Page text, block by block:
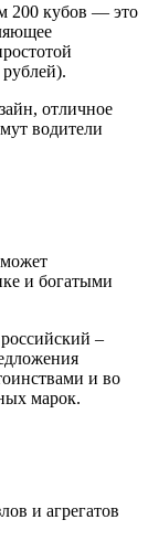
200 кубов — это
отличное
водители
и богатыми
–
и во
марок.
и агрегатов